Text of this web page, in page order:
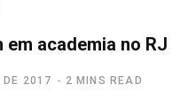
em academia no RJ
DE 2017 2 MINS READ